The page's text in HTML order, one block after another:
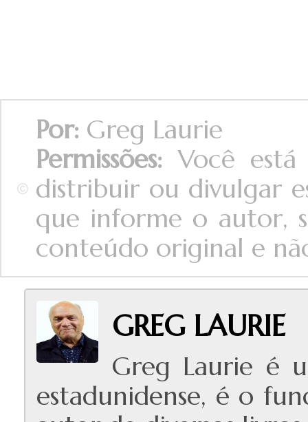
Por: Greg Laurie
Permissões:Você
distribuir ou divulgar
que informe o autor,
conteúdo original e
GREG LAURIE
Greg Laurie é
estadunidense, é o